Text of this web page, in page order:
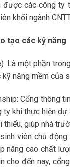
các công ty
khối ngành
tạo các kỹ năng
Là một phần
năng mềm của
Cổng thông
khi thực hiện
giúp nhà
viên chủ
nâng cao chất
cho đến nay,